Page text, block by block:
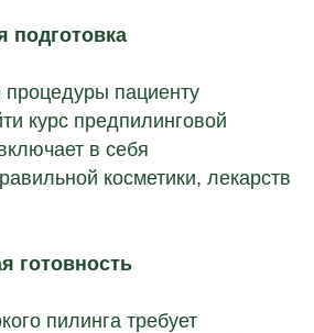
подготовка
пациенту
курс предпилинговой
в себя
косметики, лекарств
готовность
пилинга требует